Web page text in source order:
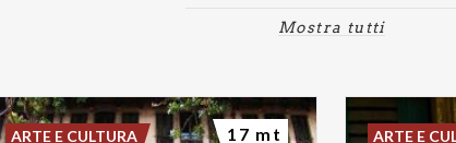
Mostra tutti
ARTE E CULTURA 17 mt ARTE E